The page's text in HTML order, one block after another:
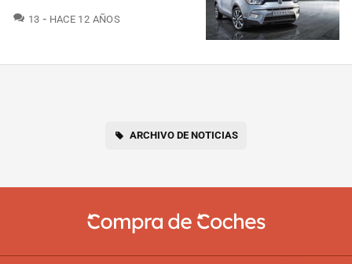
13 COMENTARIOS
HACE 12 AÑOS
ARCHIVO DE NOTICIAS